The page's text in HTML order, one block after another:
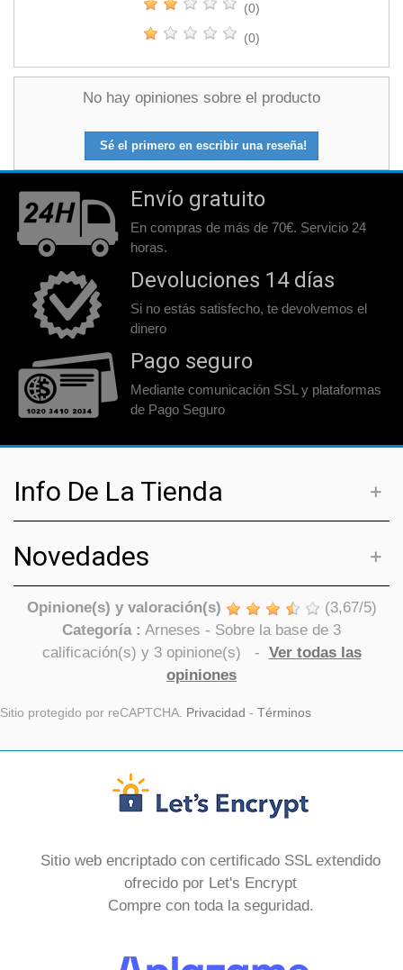
(0)
(0)
No hay opiniones sobre el producto
Sé el primero en escribir una reseña!
Envío gratuito
En compras de más de 70€. Servicio 24
horas.
Devoluciones 14 días
Si no estás satisfecho, te devolvemos el
dinero
Pago seguro
Mediante comunicación SSL y plataformas
de Pago Seguro
Info De La Tienda
Novedades
Opinione(s) y valoración(s) (3,67/5)
Categoría : Arneses - Sobre la base de 3
calificación(s) y 3opinione(s) - Ver todas las
opiniones
Sitio protegido por reCAPTCHA. Privacidad - Términos
Sitio web encriptado con certificado SSL extendido
ofrecido por Let's Encrypt
Compre con toda la seguridad.